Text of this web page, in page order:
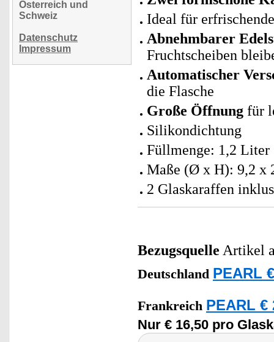
Österreich und
Schweiz
Datenschutz
Impressum
Ideal für
Abnehmbarer
Fruchtscheiben
Automatischer
die Flasche
Große Öffnung für
Silikondichtung
Füllmenge: 1,2 Liter
Maße (Ø x H): 9,2 x
2 Glaskaraffen
Bezugsquelle Artikel
Deutschland PEARL
Frankreich PEARL €
Nur € 16,50 pro